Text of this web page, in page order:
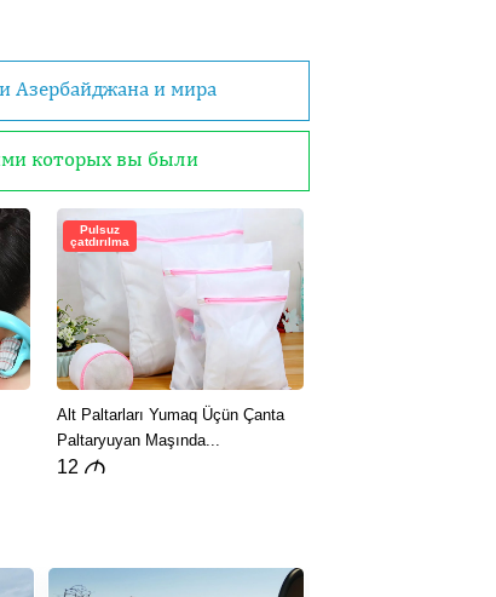
Азербайджана и мира
которых вы были